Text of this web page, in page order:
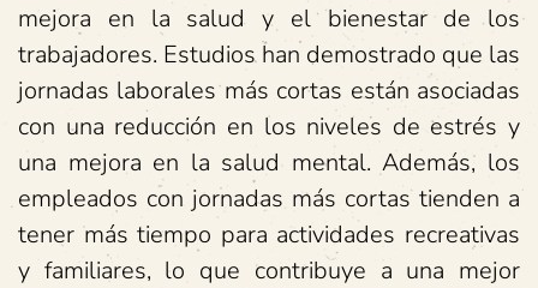
mejora en la salud y el bienestar de los
trabajadores. Estudios han demostrado que las
jornadas laborales más cortas están asociadas
con una reducción en los niveles de estrés y
una mejora en la salud mental. Además, los
empleados con jornadas más cortas tienden a
tener más tiempo para actividades recreativas
y familiares, lo que contribuye a una mejor